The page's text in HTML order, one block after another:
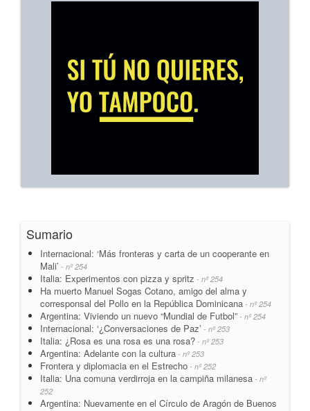
Sumario
Internacional: ‘Más fronteras y carta de un cooperante en
Mali’ - nº 254
Italia: Experimentos con pizza y spritz - nº 254
Ha muerto Manuel Sogas Cotano, amigo del alma y
corresponsal del Pollo en la República Dominicana - nº 254
Argentina: Viviendo un nuevo “Mundial de Futbol” - nº 254
Internacional: ‘¿Conversaciones de Paz’ - nº 253
Italia: ¿Rosa es una rosa es una rosa? - nº 253
Argentina: Adelante con la cultura - nº 253
Frontera y diplomacia en el Estrecho - nº 252
Italia: Una comuna verdirroja en la campiña milanesa - nº
252
Argentina: Nuevamente en el Círculo de Aragón de Buenos